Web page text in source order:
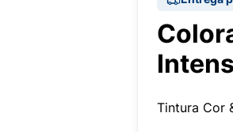
Tintura Cor